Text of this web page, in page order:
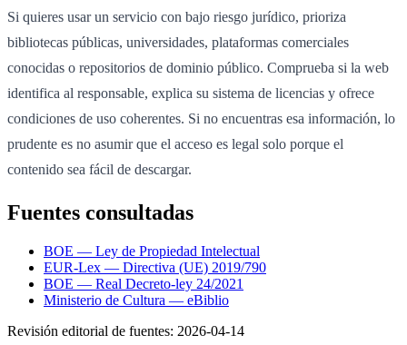
Si quieres usar un servicio con bajo riesgo jurídico, prioriza
bibliotecas públicas, universidades, plataformas comerciales
conocidas o repositorios de dominio público. Comprueba si la web
identifica al responsable, explica su sistema de licencias y ofrece
condiciones de uso coherentes. Si no encuentras esa información, lo
prudente es no asumir que el acceso es legal solo porque el
contenido sea fácil de descargar.
Fuentes consultadas
BOE — Ley de Propiedad Intelectual
EUR-Lex — Directiva (UE) 2019/790
BOE — Real Decreto-ley 24/2021
Ministerio de Cultura — eBiblio
Revisión editorial de fuentes: 2026-04-14